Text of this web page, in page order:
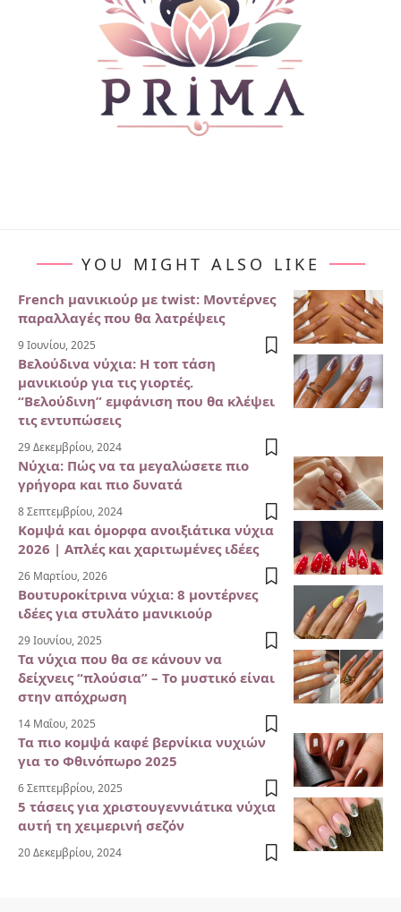
YOU MIGHT ALSO LIKE
French μανικιούρ με twist: Μοντέρνες
παραλλαγές που θα λατρέψεις
9 Ιουνίου, 2025
Βελούδινα νύχια: Η τοπ τάση
μανικιούρ για τις γιορτές.
“Βελούδινη” εμφάνιση που θα κλέψει
τις εντυπώσεις
29 Δεκεμβρίου, 2024
Νύχια: Πώς να τα μεγαλώσετε πιο
γρήγορα και πιο δυνατά
8 Σεπτεμβρίου, 2024
Κομψά και όμορφα ανοιξιάτικα νύχια
2026 | Απλές και χαριτωμένες ιδέες
26 Μαρτίου, 2026
Βουτυροκίτρινα νύχια: 8 μοντέρνες
ιδέες για στυλάτο μανικιούρ
29 Ιουνίου, 2025
Τα νύχια που θα σε κάνουν να
δείχνεις “πλούσια” – Το μυστικό είναι
στην απόχρωση
14 Μαΐου, 2025
Τα πιο κομψά καφέ βερνίκια νυχιών
για το Φθινόπωρο 2025
6 Σεπτεμβρίου, 2025
5 τάσεις για χριστουγεννιάτικα νύχια
αυτή τη χειμερινή σεζόν
20 Δεκεμβρίου, 2024